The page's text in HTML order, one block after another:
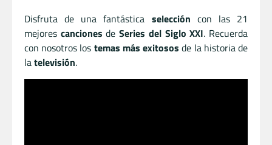
Disfruta de una fantástica selección con las 21
mejores canciones deSeries del Siglo XXI. Recuerda
con nosotros los temas más exitosos de la historia de
latelevisión.